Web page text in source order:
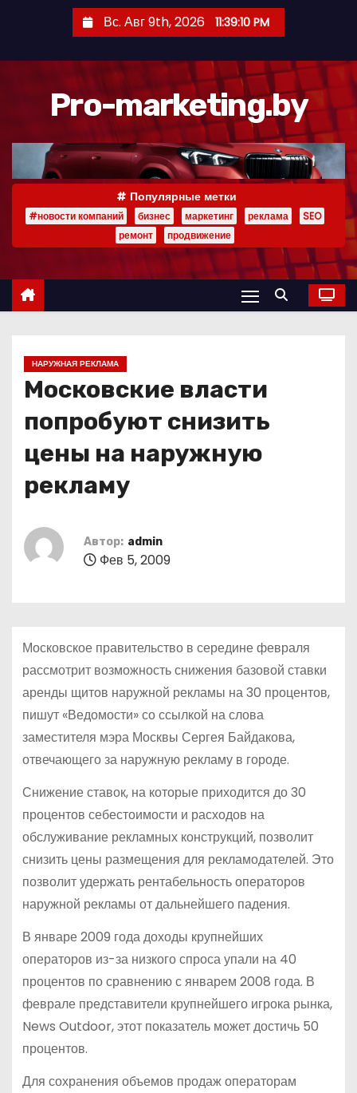
р
Вс. Авг 9th, 2026 11:39:10 PM
Pro-marketing.by
Популярные метки
#новости компаний бизнес маркетинг реклама
SEO
ремонт
продвижение
НАРУЖНАЯ РЕКЛАМА
Московские власти
попробуют снизить
цены на наружную
рекламу
Автор: admin
Фев 5, 2009
Московское правительство в середине февраля
рассмотрит возможность снижения базовой ставки
аренды щитов наружной рекламы на 30 процентов,
пишут «Ведомости» со ссылкой на слова
заместителя мэра Москвы Сергея Байдакова,
отвечающего за наружную рекламу в городе.
Снижение ставок, на которые приходится до 30
процентов себестоимости и расходов на
обслуживание рекламных конструкций, позволит
снизить цены размещения для рекламодателей. Это
позволит удержать рентабельность операторов
наружной рекламы от дальнейшего падения.
В январе 2009 года доходы крупнейших
операторов из-за низкого спроса упали на 40
процентов по сравнению с январем 2008 года. В
феврале представители крупнейшего игрока рынка,
News Outdoor, этот показатель может достичь 50
процентов.
Для сохранения объемов продаж операторам